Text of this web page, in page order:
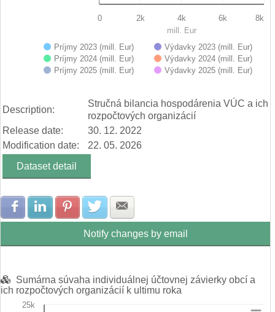
mill. Eur
Príjmy 2023 (mill. Eur)
Výdavky 2023 (mill. Eur)
Príjmy 2024 (mill. Eur)
Výdavky 2024 (mill. Eur)
Príjmy 2025 (mill. Eur)
Výdavky 2025 (mill. Eur)
0 2k 4k 6k 8k
Description:
Stručná bilancia hospodárenia VÚC a ich
rozpočtových organizácií
Release date:
30. 12. 2022
Modification date:
22. 05. 2026
Dataset detail
Share with Facebook
Share with LinkedIn
Share with Pinterest
Share with Twitter
Notify changes by email
Sumárna súvaha individuálnej účtovnej závierky obcí a
ich rozpočtových organizácií k ultimu roka
25k